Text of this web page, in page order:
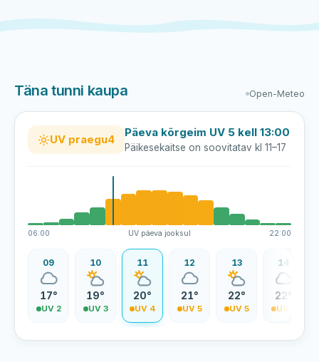
Täna tunni kaupa Open-Meteo
UV praegu4
Päeva kõrgeim UV 5 kell 13:00
Päikesekaitse on soovitatav kl 11–17
06:00 UV päeva jooksul 22:00
09
17°
UV 2
10
19°
UV 3
11
20°
UV 4
12
21°
UV 5
13
22°
UV 5
14
22°
UV 5